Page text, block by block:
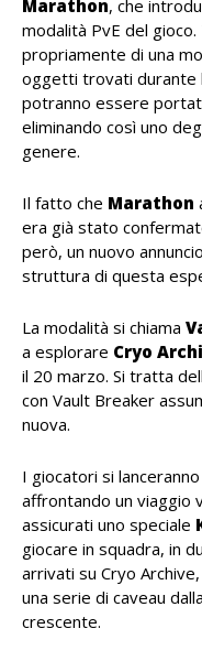
Marathon, che
modalità PvE del
propriamente di una
oggetti trovati durante
potranno essere
eliminando così uno
genere.
Il fatto che Marathon
era già stato
però, un nuovo
struttura di questa
La modalità si chiama
a esplorare Cryo
il 20 marzo. Si tratta
con Vault Breaker
nuova.
I giocatori si
affrontando un viaggio
assicurati uno speciale
giocare in squadra, in
arrivati su Cryo
una serie di caveau
crescente.